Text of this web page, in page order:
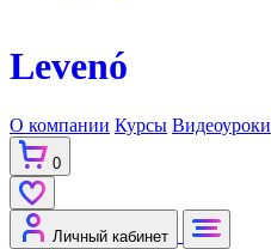
Levenó
О компании Курсы Видеоуроки
0
Личный кабинет